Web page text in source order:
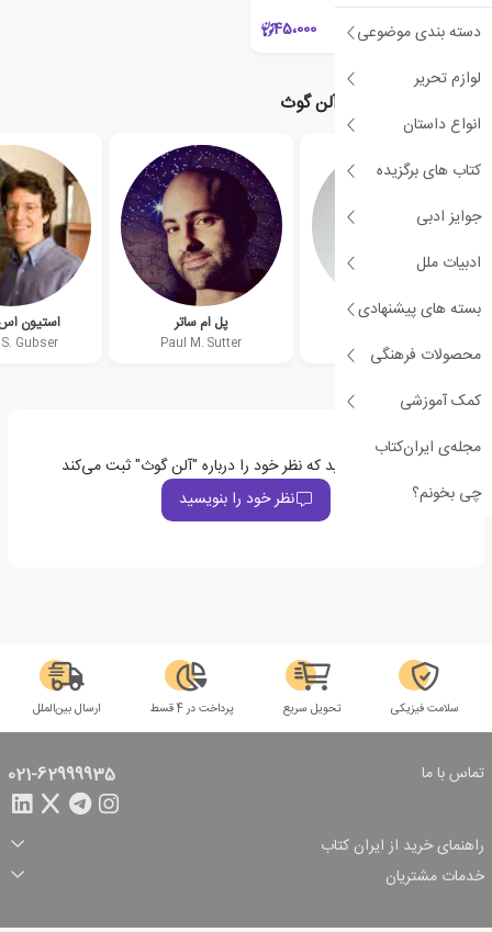
دسته بندی موضوعی
لوازم تحریر
انواع داستان
کتاب های برگزیده
جوایز ادبی
ادبیات ملل
بسته های پیشنهادی
محصولات فرهنگی
کمک آموزشی
مجله‌ی ایران‌کتاب
چی بخونم؟
45،000
نویسندگان مرتبط با آلن گوث
برایان کاکس
Brian Cox
پل ام ساتر
Paul M. Sutter
استیون
Gubser
اولین نفری باشید که نظر خود را درباره "آلن گوث" ثبت می‌کند
نظر خود را بنویسید
سلامت فیزیکی تحویل سریع پرداخت در 4 قسط ارسال بین‌الملل
تماس با ما 021-62999935
راهنمای خرید از ایران کتاب
ثبت سفارش
شرایط ارسال سفارش
شیوه پرداخت
تخفیف‌های خرید
خدمات مشتریان